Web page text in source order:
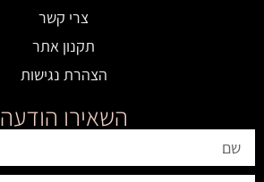
צרי קשר
תקנון אתר
הצהרת נגישות
השאירו הודעה